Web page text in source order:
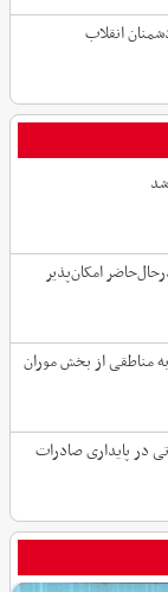
امکان‌پذیر
به مناطقی از بخش موران
در پایداری صادرات